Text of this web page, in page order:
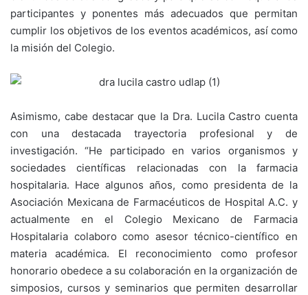
participantes y ponentes más adecuados que permitan
cumplir los objetivos de los eventos académicos, así como
la misión del Colegio.
Asimismo, cabe destacar que la Dra. Lucila Castro cuenta
con una destacada trayectoria profesional y de
investigación. “He participado en varios organismos y
sociedades científicas relacionadas con la farmacia
hospitalaria. Hace algunos años, como presidenta de la
Asociación Mexicana de Farmacéuticos de Hospital A.C. y
actualmente en el Colegio Mexicano de Farmacia
Hospitalaria colaboro como asesor técnico-científico en
materia académica. El reconocimiento como profesor
honorario obedece a su colaboración en la organización de
simposios, cursos y seminarios que permiten desarrollar